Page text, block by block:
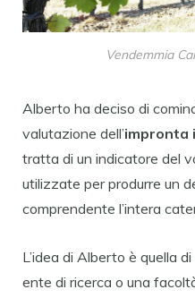
Vendemmia
Alberto ha deciso di
valutazione dell’impronta
tratta di un indicatore del
utilizzate per produrre un
comprendente l’intera
L’idea di Alberto è quella
ente di ricerca o una